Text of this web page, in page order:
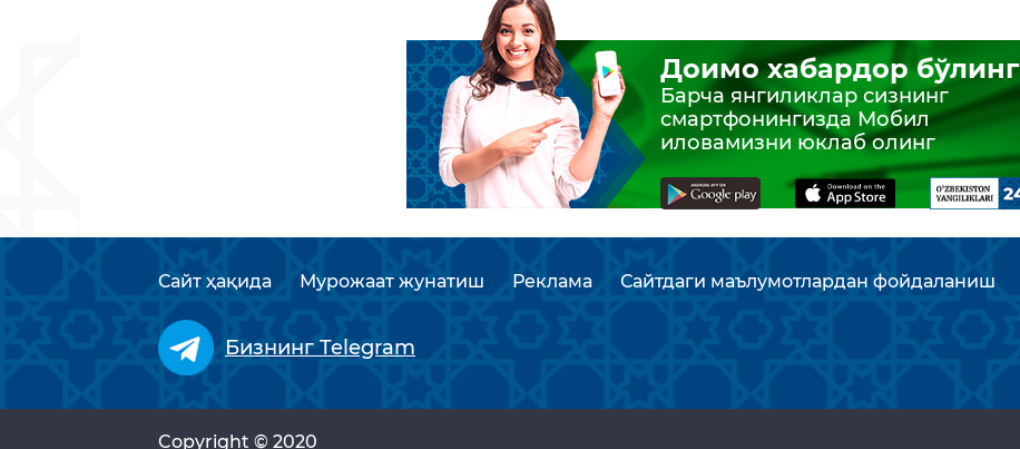
Доимо хабардор бўлинг
Барча янгиликлар сизнинг
смартфонингизда Мобил
иловамизни юклаб олинг
Сайт ҳақида Мурожаат жунатиш Реклама Сайтдаги маълумотлардан фойдаланиш
Бизнинг Telegram
Copyright © 2020